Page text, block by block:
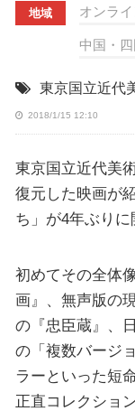
地域 オンラ
中国・四
東京国立近代
2018/1/15 12:10
東京国立近代美
復元した映画が
ち」が4年ぶりに
初めてその全体
画』、無声版の
の『忠臣蔵』、
の「複数バージ
ラーといった短
正直コレクショ